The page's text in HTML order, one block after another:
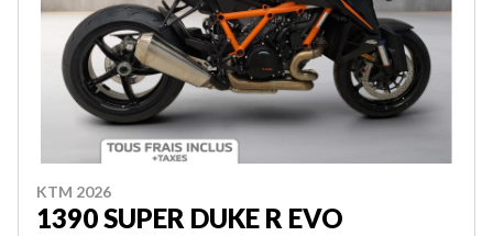
KTM 2026
1390 SUPER DUKE R EVO